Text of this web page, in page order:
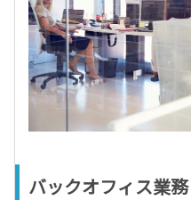
バックオフィス業